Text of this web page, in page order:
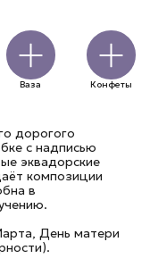
Ваза Конфеты
дорогого
с надписью
эквадорские
композиции
в
День матери